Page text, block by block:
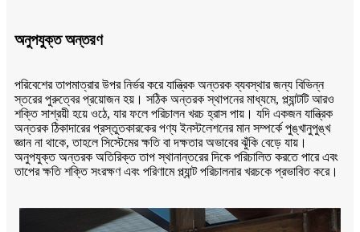
অনুপযুক্ত অন্তরণ
পরিবেশের তাপমাত্রার উপর নির্ভর করে যান্ত্রিক অন্তরক ব্যবস্থার জন্য বিভিন্ন
স্তরের পুরুত্বের প্রয়োজন হয়। সঠিক অন্তরক স্থাপনের মাধ্যমে, প্ল্যান্টটি আরও
শক্তি সাশ্রয়ী হয়ে ওঠে, যার ফলে পরিচালন খরচ হ্রাস পায়। যদি একজন যান্ত্রিক
অন্তরক ঠিকাদারের প্রস্তুতকারকের পণ্য ইনস্টলেশনের মান সম্পর্কে পুঙ্খানুপুঙ্খ
জ্ঞান না থাকে, তাহলে সিস্টেমের ক্ষতি বা দক্ষতার অভাবের ঝুঁকি বেড়ে যায়।
অনুপযুক্ত অন্তরক অতিরিক্ত তাপ স্থানান্তরের দিকে পরিচালিত করতে পারে এবং
তাপের ক্ষতি শক্তি সংরক্ষণ এবং পরিণামে প্ল্যান্ট পরিচালনার খরচকে প্রভাবিত করে।